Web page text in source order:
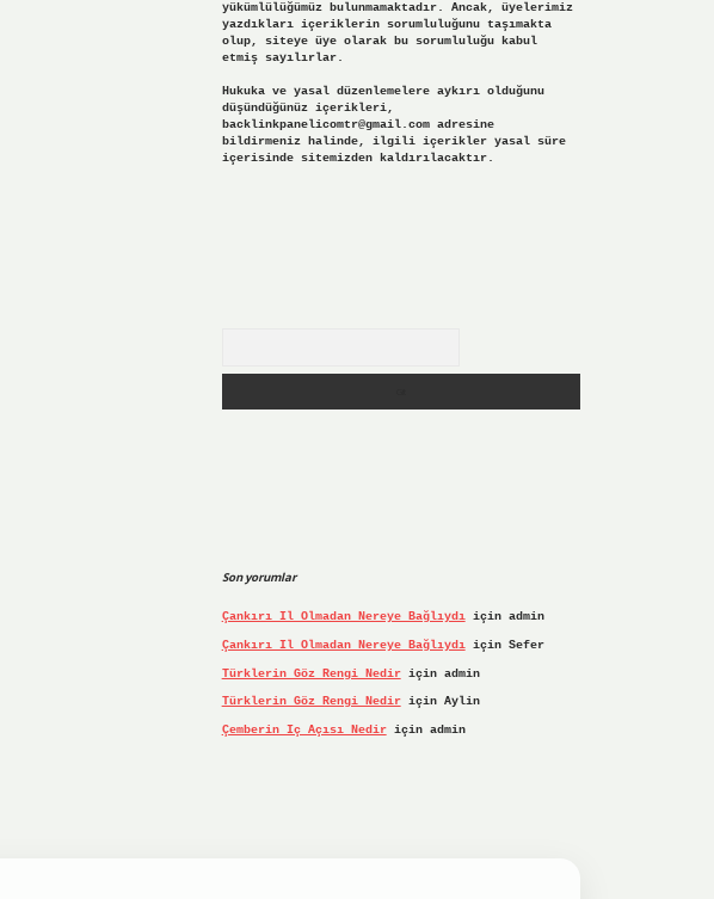
yükümlülüğümüz bulunmamaktadır. Ancak, üyelerimiz
yazdıkları içeriklerin sorumluluğunu taşımakta
olup, siteye üye olarak bu sorumluluğu kabul
etmiş sayılırlar.
Hukuka ve yasal düzenlemelere aykırı olduğunu
düşündüğünüz içerikleri,
backlinkpanelicomtr@gmail.comadresine
bildirmeniz halinde, ilgili içerikler yasal süre
içerisinde sitemizden kaldırılacaktır.
Son yorumlar
Çankırı Il Olmadan Nereye Bağlıydıiçin admin
Çankırı Il Olmadan Nereye Bağlıydıiçin Sefer
Türklerin Göz Rengi Nediriçin admin
Türklerin Göz Rengi Nediriçin Aylin
Çemberin Iç Açısı Nediriçin admin